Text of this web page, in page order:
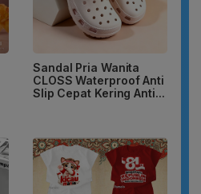
Sandal Pria Wanita
CLOSS Waterproof Anti
Slip Cepat Kering Anti...